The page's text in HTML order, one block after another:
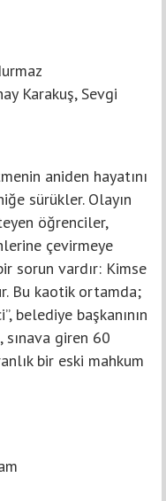
Karakuş, Sevgi
aniden hayatını
sürükler. Olayın
öğrenciler,
çevirmeye
sorun vardır: Kimse
Bu kaotik ortamda;
belediye başkanının
sınava giren 60
bir eski mahkum